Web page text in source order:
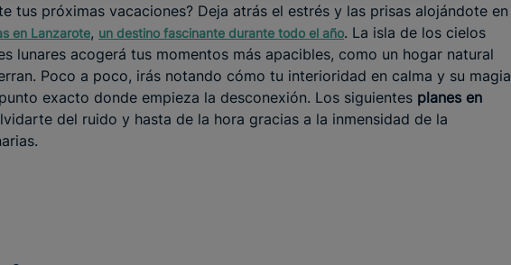
tus próximas vacaciones? Deja atrás el estrés y las prisas alojándote en
en Lanzarote, un destino fascinante durante todo el año. La isla de los cielos
lunares acogerá tus momentos más apacibles, como un hogar natural
Poco a poco, irás notando cómo tu interioridad en calma y su magia
exacto donde empieza la desconexión. Los siguientes planes en
del ruido y hasta de la hora gracias a la inmensidad de la